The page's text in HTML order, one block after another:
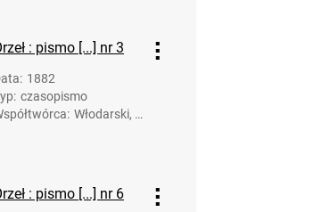
y. Druk.
: pismo [...] nr 3
: 1882
: czasopismo
: Włodarski, K
y. Druk.
: pismo [...] nr 6